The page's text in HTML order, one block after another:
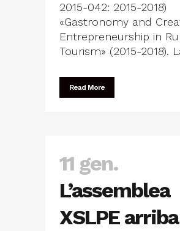
2015-042: 2015-2018)
«Gastronomy and
Entrepreneurship in
Tourism» (2015-2018).
Read More
11 gen.
L’assemblea
XSLPE